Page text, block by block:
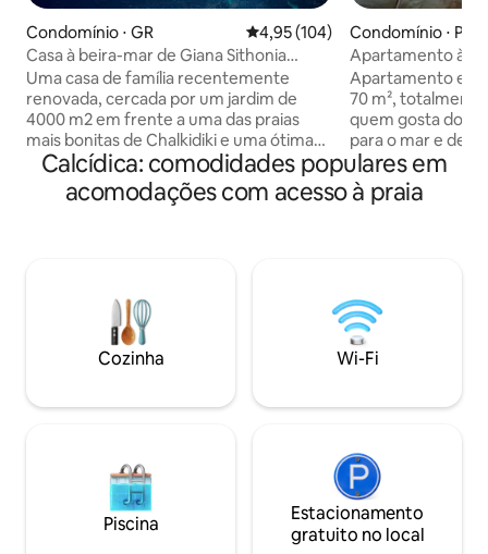
Condomínio ⋅ GR 4,95 de uma avaliação média de
4,95 (104)
Casa à beira-mar de Giana Sithonia
Halkidiki
Uma casa de família recentemente
renovada, cercada por um jardim de
4000 m2 em frente a uma das praias
mais bonitas de Chalkidiki e uma ótima
vista para o Golfo do Monte Athos.
Desfrute de umas férias relaxantes com
a sua família ou amigos, nadando a
mergulho, passeios a cavalo, cruzeiros
diários para o Monte Athos, visitas a
sítios arqueológicos ou aldeias
tradicionais.
Condomínio ⋅
Apartamento à
180° para o mar
Apartamento
70 m²,
quem gosta do
para o mar e de nadar!!! A 10
Aeroporto de
da cidade. O
localização
para fazer
Experimente um
Perea para a
Calcídica: comodidades populares em
acomodações com acesso à praia
Cozinha Wi-Fi
Piscina
Estacionamento
gratuito no local